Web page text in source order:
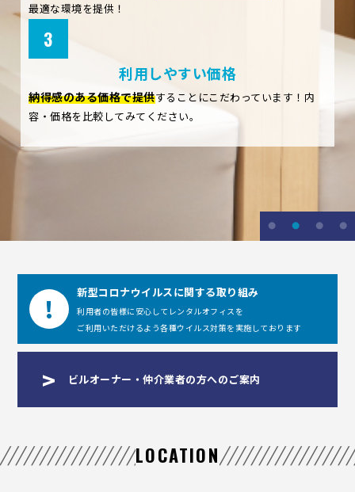
新型コロナウイルスに関する取り組み
利用者の皆様に安心してレンタルオフィスを
ご利用いただけるよう各種ウイルス対策を実施しております
ビルオーナー・仲介業者の方へのご案内
最適な環境を提供！
3
利用しやすい価格
納得感のある価格で提供することにこだわっています！内
容・価格を比較してみてください。
LOCATION